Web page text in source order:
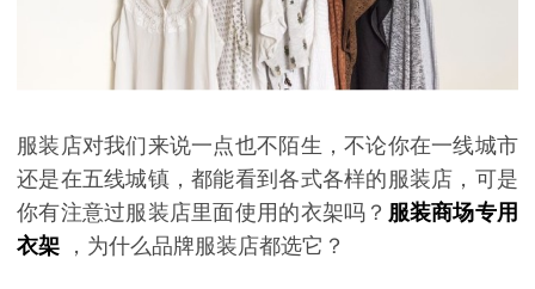
服装店对我们来说一点也不陌生，不论你在一线城市
还是在五线城镇，都能看到各式各样的服装店，可是
你有注意过服装店里面使用的衣架吗？ 服装商场专用
衣架
，为什么品牌服装店都选它？